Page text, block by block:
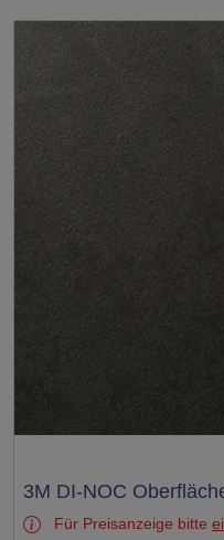
Test
3M DI-NOC
Für Preisanzeige bitte